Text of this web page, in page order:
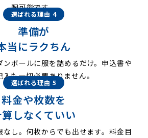
配可能です。
選ばれる理由 4
準備が
当にラクちん
ンボールに服を詰めるだけ。申込書や
も一切必要ありません。
選ばれる理由 5
料金や枚数を
しなくていい
なし。何枚からでも出せます。料金目